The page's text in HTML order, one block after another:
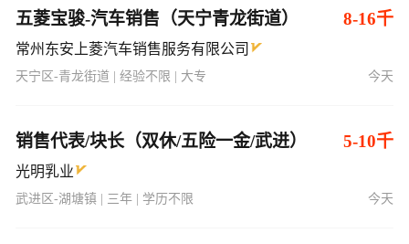
五菱宝骏-汽车销售（天宁青龙街道） 8-16千
常州东安上菱汽车销售服务有限公司
天宁区-青龙街道 | 经验不限 | 大专 今天
销售代表/块长（双休/五险一金/武进） 5-10千
光明乳业
武进区-湖塘镇 | 三年 | 学历不限 今天